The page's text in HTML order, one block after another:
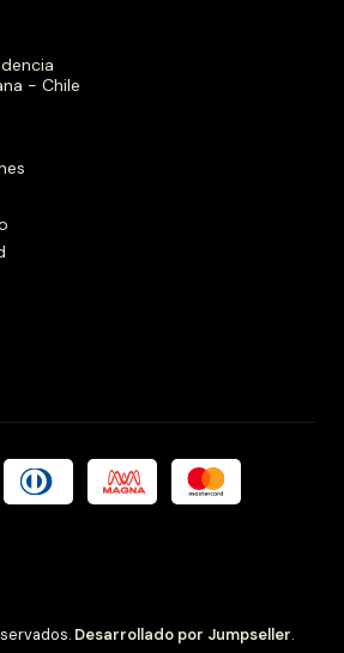
- Chile
Desarrollado por Jumpseller.